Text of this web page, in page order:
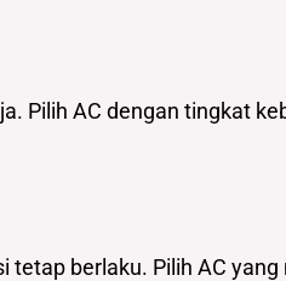
Pilih AC dengan tingkat
tetap berlaku. Pilih AC